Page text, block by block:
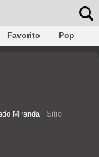
Favorito
Pop
Miranda Sitio